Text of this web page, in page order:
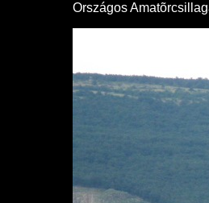
Országos